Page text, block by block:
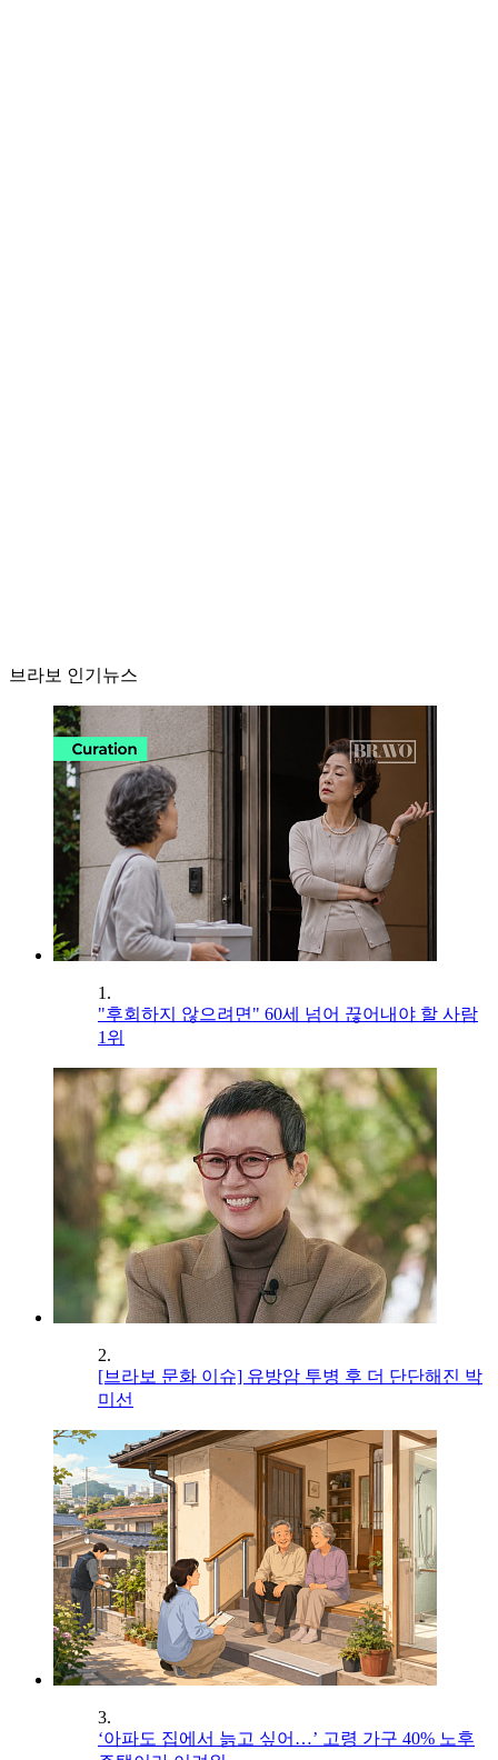
브라보 인기뉴스
1.
"후회하지 않으려면" 60세 넘어 끊어내야 할 사람
1위
2.
[브라보 문화 이슈] 유방암 투병 후 더 단단해진 박
미선
3.
‘아파도 집에서 늙고 싶어…’ 고령 가구 40% 노후